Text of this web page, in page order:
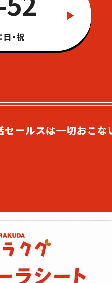
・祝